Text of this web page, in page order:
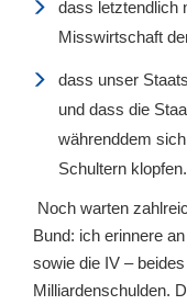
dass letztendlich
Misswirtschaft
dass unser
und dass die
währenddem
Schultern
Noch warten
Bund: ich erinnere
sowie die IV –
Milliardenschulden.